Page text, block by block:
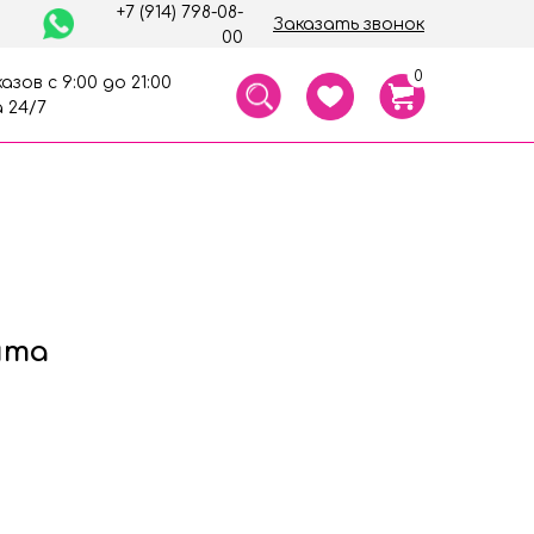
Заказать звонок
+7 (914) 798-08-
00
с 9:00 до 21:00
24/7
0